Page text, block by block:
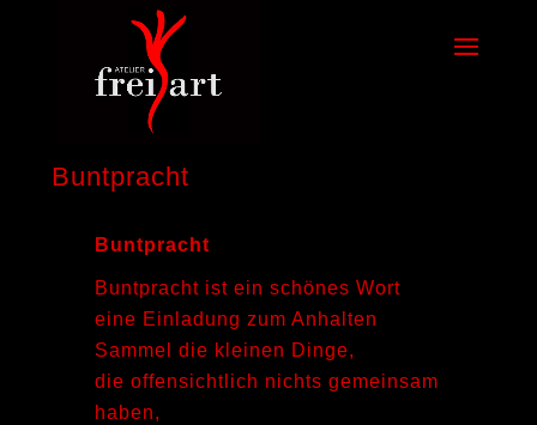
Buntpracht
Buntpracht
Buntpracht ist ein schönes Wort
eine Einladung zum Anhalten
Sammel die kleinen Dinge,
die offensichtlich nichts gemeinsam
haben,